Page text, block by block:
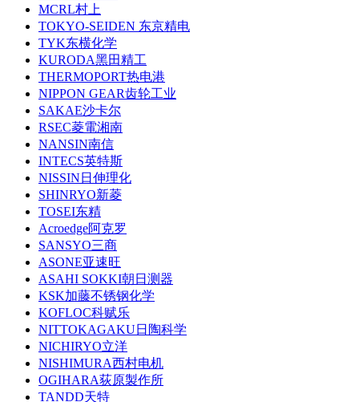
MCRL村上
TOKYO-SEIDEN 东京精电
TYK东横化学
KURODA黑田精工
THERMOPORT热电港
NIPPON GEAR齿轮工业
SAKAE沙卡尔
RSEC菱電湘南
NANSIN南信
INTECS英特斯
NISSIN日伸理化
SHINRYO新菱
TOSEI东精
Acroedge阿克罗
SANSYO三商
ASONE亚速旺
ASAHI SOKKI朝日测器
KSK加藤不锈钢化学
KOFLOC科赋乐
NITTOKAGAKU日陶科学
NICHIRYO立洋
NISHIMURA西村电机
OGIHARA荻原製作所
TANDD天特